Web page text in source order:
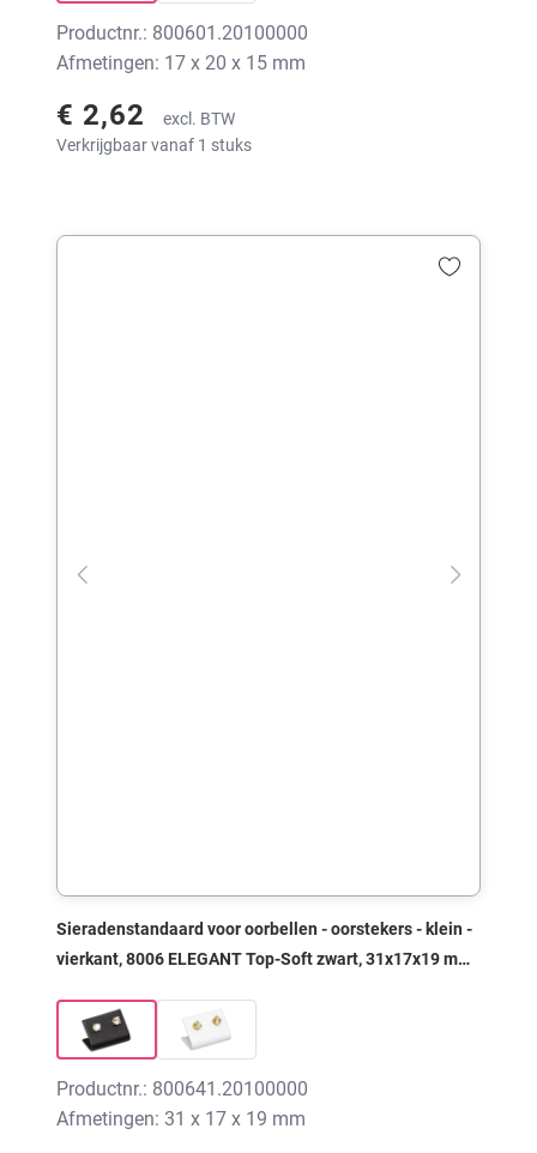
Productnr.: 800601.20100000
Afmetingen: 17 x 20 x 15 mm
€ 2,62
excl. BTW
Verkrijgbaar vanaf 1 stuks
Sieradenstandaard voor oorbellen - oorstekers - klein -
vierkant, 8006 ELEGANT Top-Soft zwart, 31x17x19 mm,
Productnr.: 800641.20100000
Afmetingen: 31 x 17 x 19 mm